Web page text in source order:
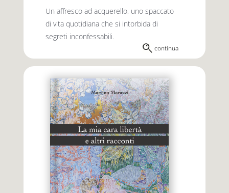
Un affresco ad acquerello, uno spaccato
di vita quotidiana che si intorbida di
segreti inconfessabili.
continua